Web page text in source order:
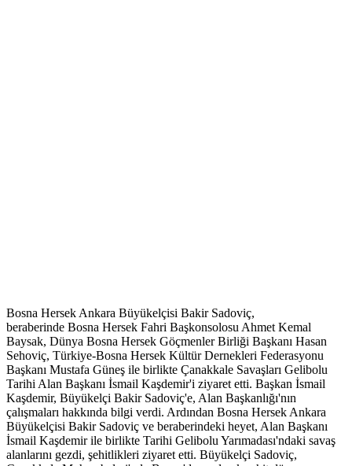
Bosna Hersek Ankara Büyükelçisi Bakir Sadoviç,
beraberinde Bosna Hersek Fahri Başkonsolosu Ahmet Kemal
Baysak, Dünya Bosna Hersek Göçmenler Birliği Başkanı Hasan
Sehoviç, Türkiye-Bosna Hersek Kültür Dernekleri Federasyonu
Başkanı Mustafa Güneş ile birlikte Çanakkale Savaşları Gelibolu
Tarihi Alan Başkanı İsmail Kaşdemir'i ziyaret etti. Başkan İsmail
Kaşdemir, Büyükelçi Bakir Sadoviç'e, Alan Başkanlığı'nın
çalışmaları hakkında bilgi verdi. Ardından Bosna Hersek Ankara
Büyükelçisi Bakir Sadoviç ve beraberindeki heyet, Alan Başkanı
İsmail Kaşdemir ile birlikte Tarihi Gelibolu Yarımadası'ndaki savaş
alanlarını gezdi, şehitlikleri ziyaret etti. Büyükelçi Sadoviç,